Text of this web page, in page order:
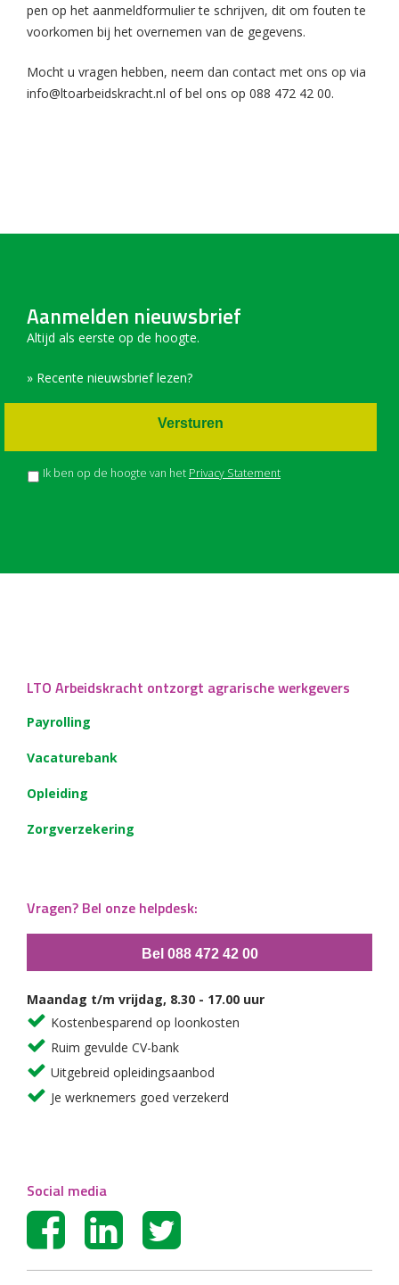
pen op het aanmeldformulier te schrijven, dit om fouten te
voorkomen bij het overnemen van de gegevens.
Mocht u vragen hebben, neem dan contact met ons op via
info@ltoarbeidskracht.nl of bel ons op 088 472 42 00.
Aanmelden nieuwsbrief
Altijd als eerste op de hoogte.
» Recente nieuwsbrief lezen?
Ik ben op de hoogte van het Privacy Statement
Versturen
LTO Arbeidskracht ontzorgt agrarische werkgevers
Payrolling
Vacaturebank
Opleiding
Zorgverzekering
Vragen? Bel onze helpdesk:
Bel 088 472 42 00
Maandag t/m vrijdag, 8.30 - 17.00 uur
Kostenbesparend op loonkosten
Ruim gevulde CV-bank
Uitgebreid opleidingsaanbod
Je werknemers goed verzekerd
Social media